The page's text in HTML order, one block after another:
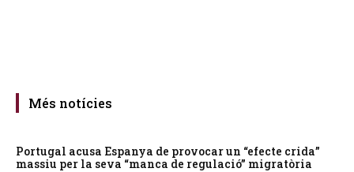
Més notícies
Portugal acusa Espanya de provocar un “efecte crida”
massiu per la seva “manca de regulació” migratòria